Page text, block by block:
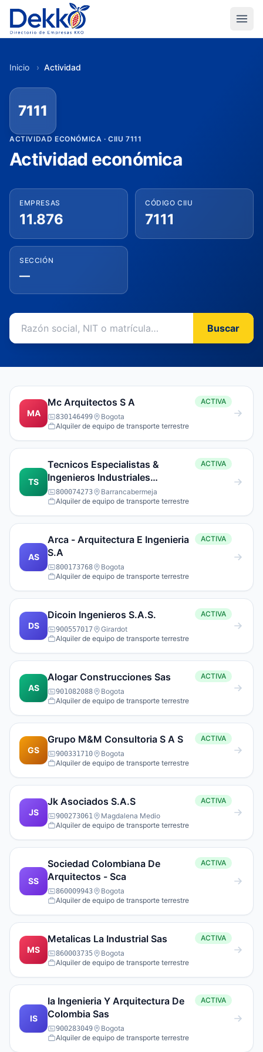
Inicio › Actividad
7111
ACTIVIDAD ECONÓMICA · CIIU 7111
Actividad económica
EMPRESAS
11.876
CÓDIGO CIIU
7111
SECCIÓN
—
Buscar
MA
Mc Arquitectos S A ACTIVA
830146499
Bogota
Alquiler de equipo de transporte terrestre
TS
Tecnicos Especialistas &
Ingenieros Industriales
Asociados S.A.S.
ACTIVA
800074273
Barrancabermeja
Alquiler de equipo de transporte terrestre
AS
Arca - Arquitectura E Ingenieria
S.A
ACTIVA
800173768
Bogota
Alquiler de equipo de transporte terrestre
DS
Dicoin Ingenieros S.A.S. ACTIVA
900557017
Girardot
Alquiler de equipo de transporte terrestre
AS
Alogar Construcciones Sas ACTIVA
901082088
Bogota
Alquiler de equipo de transporte terrestre
GS
Grupo M&M Consultoria S A S ACTIVA
900331710
Bogota
Alquiler de equipo de transporte terrestre
JS
Jk Asociados S.A.S ACTIVA
900273061
Magdalena Medio
Alquiler de equipo de transporte terrestre
SS
Sociedad Colombiana De
Arquitectos - Sca
ACTIVA
860009943
Bogota
Alquiler de equipo de transporte terrestre
MS
Metalicas La Industrial Sas ACTIVA
860003735
Bogota
Alquiler de equipo de transporte terrestre
IS
Ia Ingenieria Y Arquitectura De
Colombia Sas
ACTIVA
900283049
Bogota
Alquiler de equipo de transporte terrestre